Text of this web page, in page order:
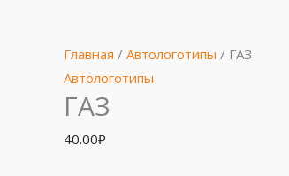
Главная / Автологотипы / ГАЗ
Автологотипы
ГАЗ
40.00₽
ГАЗ